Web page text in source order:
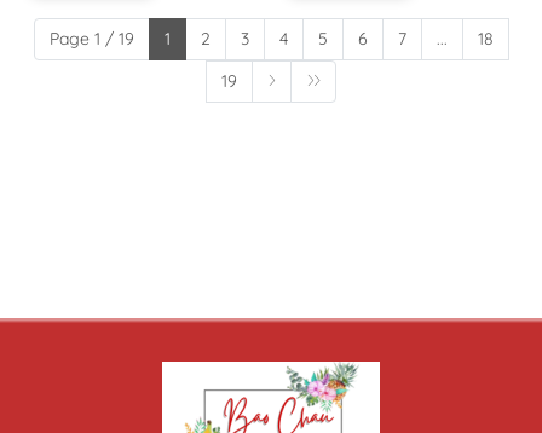
Page 1 / 19 1 2 3 4 5 6 7 ...
18
19